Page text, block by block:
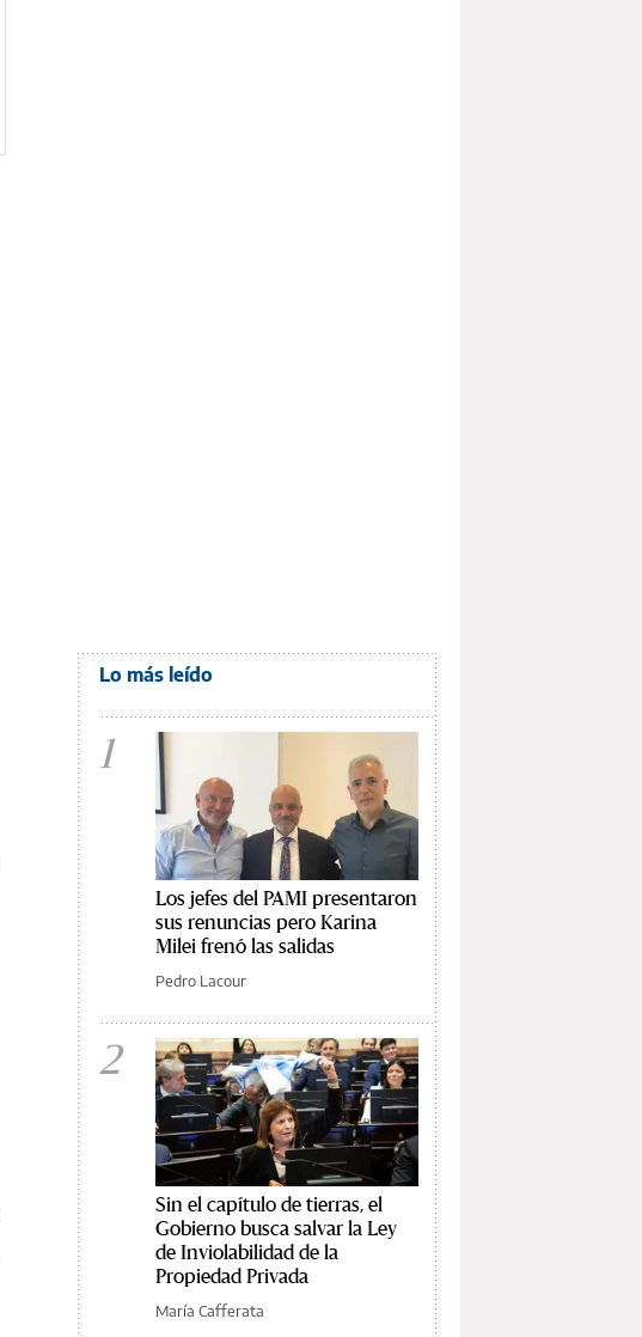
Lo más leído
1
Los jefes del PAMI presentaron
sus renuncias pero Karina
Milei frenó las salidas
Pedro Lacour
2
Sin el capítulo de tierras, el
Gobierno busca salvar la Ley
de Inviolabilidad de la
Propiedad Privada
María Cafferata